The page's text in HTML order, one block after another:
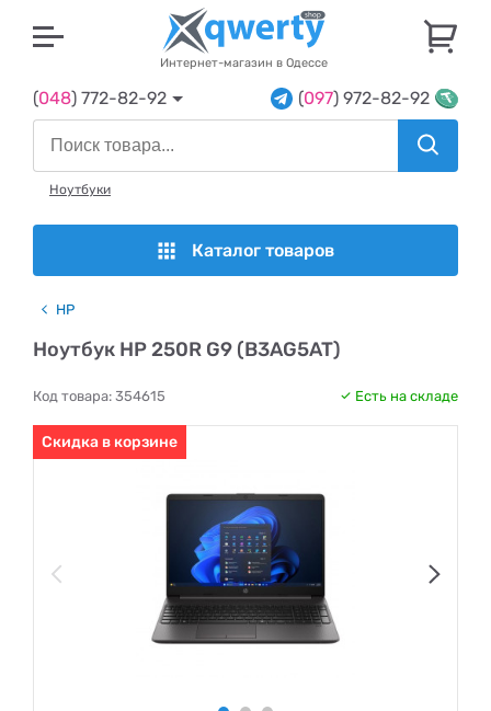
Интернет-магазин в Одессе
(048) 772-82-92 (097) 972-82-92
Ноутбуки
Каталог товаров
HP
Ноутбук HP 250R G9 (B3AG5AT)
Код товара: 354615 Есть на складе
Скидка в корзине